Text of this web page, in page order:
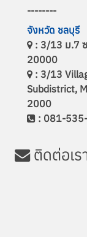
--------
จังหวัด ชลบุรี
: 3/13 ม.7
20000
: 3/13
Subdistrict,
2000
: 081-
ติดต่อเร